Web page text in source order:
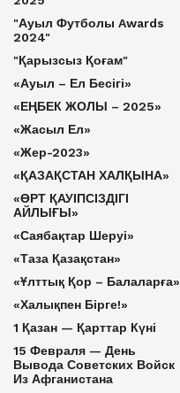
"Ауыл Футболы Awards
2024"
"Қарызсыз Қоғам"
«Ауыл – Ел Бесігі»
«ЕҢБЕК ЖОЛЫ – 2025»
«Жасыл Ел»
«Жер-2023»
«ҚАЗАҚСТАН ХАЛҚЫНА»
«ӨРТ ҚАУІПСІЗДІГІ
АЙЛЫҒЫ»
«Саябақтар Шеруі»
«Таза Қазақстан»
«Ұлттық Қор – Балаларға»
«Халықпен Бірге!»
1 Қазан — Қарттар Күні
15 Февраля — День
Вывода Советских Войск
Из Афганистана